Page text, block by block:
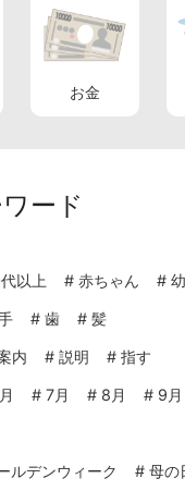
お金
ード
以上 # 赤ちゃん #
# 歯 # 髪
内 # 説明 # 指す
# 7月 # 8月 # 9月
ルデンウィーク # 母の